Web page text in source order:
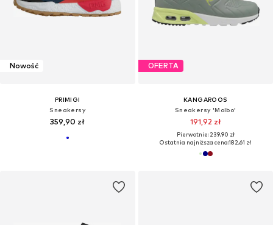
Nowość
PRIMIGI
Sneakersy
359,90 zł
OFERTA
KANGAROOS
Sneakersy 'Molbo'
191,92 zł
Pierwotnie: 239,90 zł
Ostatnia najniższa cena:182,61 zł